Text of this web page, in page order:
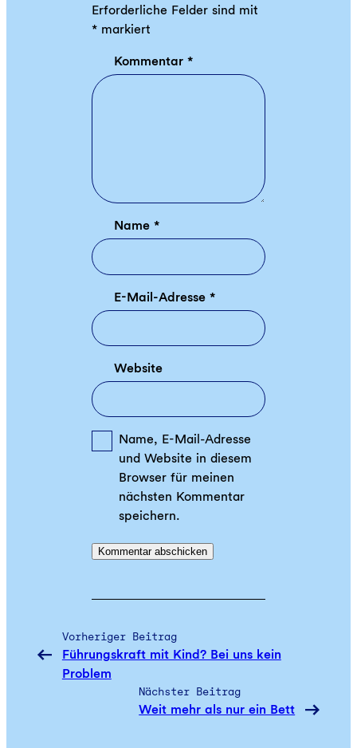
Erforderliche Felder sind mit
* markiert
Kommentar*
Name*
E-Mail-Adresse*
Website
Name, E-Mail-Adresse
und Website in diesem
Browser für meinen
nächsten Kommentar
speichern.
Vorheriger Beitrag
Führungskraft mit Kind? Bei uns kein
Problem
Nächster Beitrag
Weit mehr als nur ein Bett